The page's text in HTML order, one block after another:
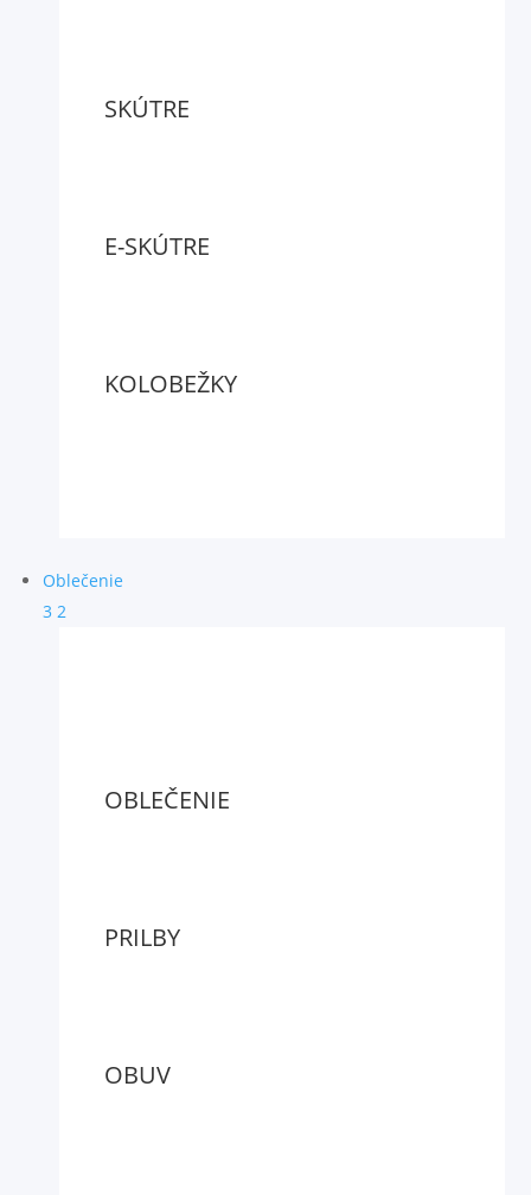
SKÚTRE
E-SKÚTRE
KOLOBEŽKY
Oblečenie
3 2
OBLEČENIE
PRILBY
OBUV